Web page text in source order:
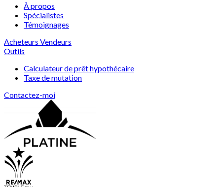
À propos
Spécialistes
Témoignages
Acheteurs Vendeurs
Outils
Calculateur de prêt hypothécaire
Taxe de mutation
Contactez-moi